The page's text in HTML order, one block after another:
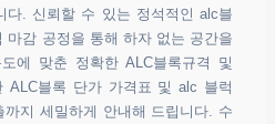
다. 신뢰할 수 있는 정석적인 alc블
마감 공정을 통해 하자 없는 공간을
에 맞춘 정확한 ALC블록규격 및
ALC블록 단가 가격표 및 alc 블럭
지 세밀하게 안내해 드립니다. 수